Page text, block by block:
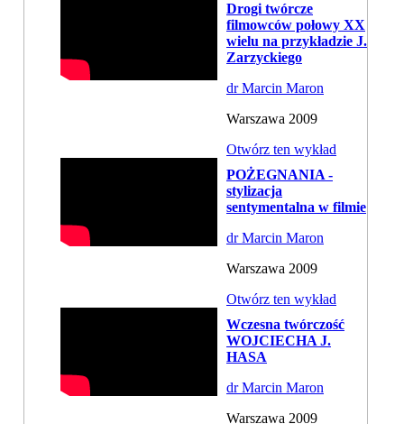
Drogi twórcze
filmowców połowy XX
wielu na przykładzie J.
Zarzyckiego
dr Marcin Maron
Warszawa 2009
Otwórz ten wykład
POŻEGNANIA -
stylizacja
sentymentalna w filmie
dr Marcin Maron
Warszawa 2009
Otwórz ten wykład
Wczesna twórczość
WOJCIECHA J.
HASA
dr Marcin Maron
Warszawa 2009